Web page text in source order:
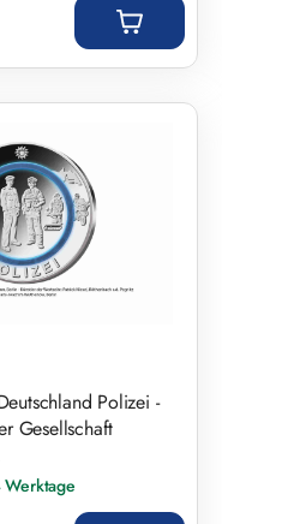
Polizei -
Gesellschaft